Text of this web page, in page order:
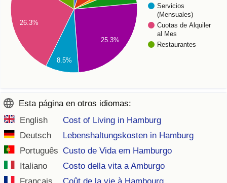
Servicios
(Mensuales)
Cuotas de Alquiler
al Mes
Restaurantes
25.3%
26.3%
8.5%
Esta página en otros idiomas:
English
Cost of Living in Hamburg
Deutsch
Lebenshaltungskosten in Hamburg
Português Custo de Vida em Hamburgo
Italiano
Costo della vita a Amburgo